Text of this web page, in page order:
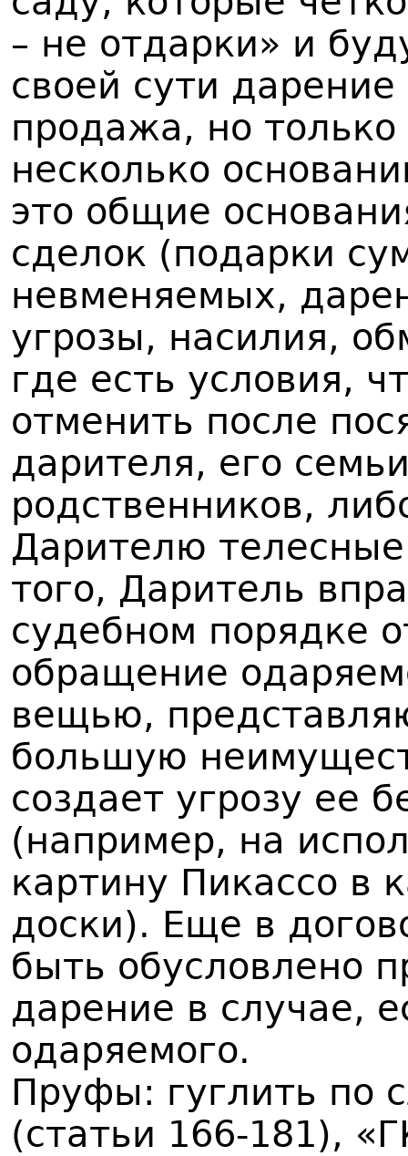
– не отдарки» и
своей сути
продажа, но только
несколько
это общие
сделок (подарки
невменяемых,
угрозы, насилия,
где есть условия,
отменить после
дарителя, его
родственников,
Дарителю
того, Даритель
судебном порядке
обращение
вещью,
большую
создает угрозу ее
(например, на
картину Пикассо в
доски). Еще в
быть обусловлено
дарение в случае,
одаряемого.
Пруфы: гуглить по
(статьи 166-181),